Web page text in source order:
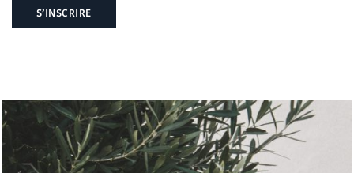
S’INSCRIRE